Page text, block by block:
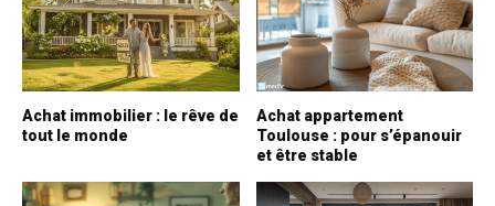
Achat immobilier : le rêve de
tout le monde
Achat appartement
Toulouse : pour s’épanouir
et être stable